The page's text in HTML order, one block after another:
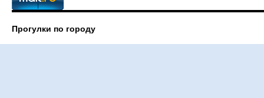
Прогулки по городу